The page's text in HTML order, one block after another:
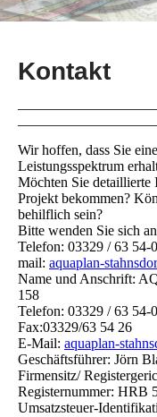
Kontakt
Wir hoffen, dass Sie
Leistungsspektrum
Möchten Sie detaillierte
Projekt bekommen?
behilflich sein?
Bitte wenden Sie sich
Telefon: 03329 / 63
mail: aquaplan-
Name und Anschrift:
158
Telefon: 03329 / 63 54-0
Fax:03329/63 54 26
E-Mail: aquaplan-
Geschäftsführer: Jörn
Firmensitz/
Registernummer: HRB
Umsatzsteuer-